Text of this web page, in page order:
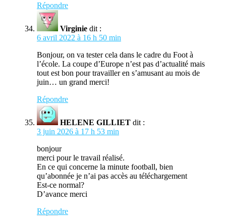
Répondre
Virginie dit :
6 avril 2022 à 16 h 50 min
Bonjour, on va tester cela dans le cadre du Foot à
l’école. La coupe d’Europe n’est pas d’actualité mais
tout est bon pour travailler en s’amusant au mois de
juin… un grand merci!
Répondre
HELENE GILLIET dit :
3 juin 2026 à 17 h 53 min
bonjour
merci pour le travail réalisé.
En ce qui concerne la minute football, bien
qu’abonnée je n’ai pas accès au téléchargement
Est-ce normal?
D’avance merci
Répondre